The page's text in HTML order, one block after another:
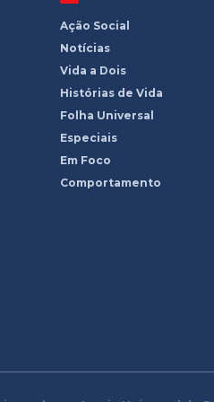
Ação Social
Notícias
Vida a Dois
Histórias de Vida
Folha Universal
Especiais
Em Foco
Comportamento